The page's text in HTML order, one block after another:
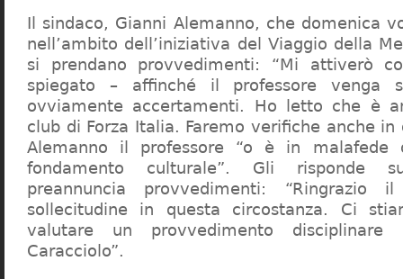
Il sindaco, Gianni Alemanno, che domenica
nell’ambito dell’iniziativa del Viaggio della
si prendano provvedimenti: “Mi attiverò
spiegato – affinché il professore venga
ovviamente accertamenti. Ho letto che è
club di Forza Italia. Faremo verifiche anche in
Alemanno il professore “o è in malafede
fondamento culturale”. Gli risponde
preannuncia provvedimenti:
sollecitudine in questa circostanza. Ci
valutare un provvedimento
Caracciolo”.